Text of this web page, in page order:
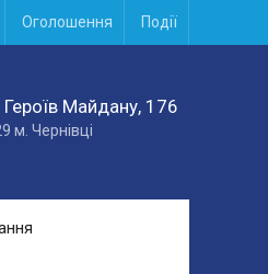
Оголошення Події
Героїв Майдану, 176
м. Чернівці